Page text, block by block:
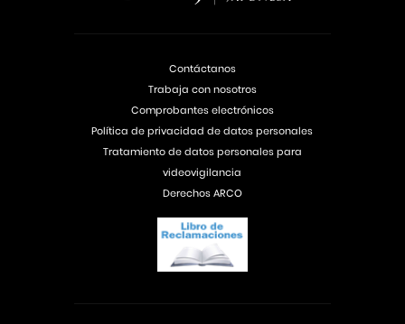
Contáctanos
Trabaja con nosotros
Comprobantes electrónicos
Política de privacidad de datos personales
Tratamiento de datos personales para
videovigilancia
Derechos ARCO